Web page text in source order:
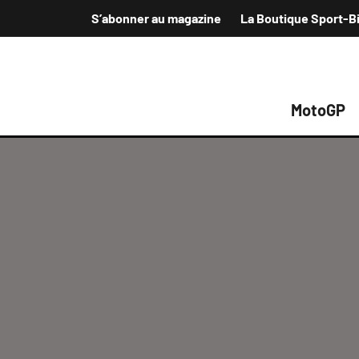
S’abonner au magazine La Boutique Sport-
MotoGP